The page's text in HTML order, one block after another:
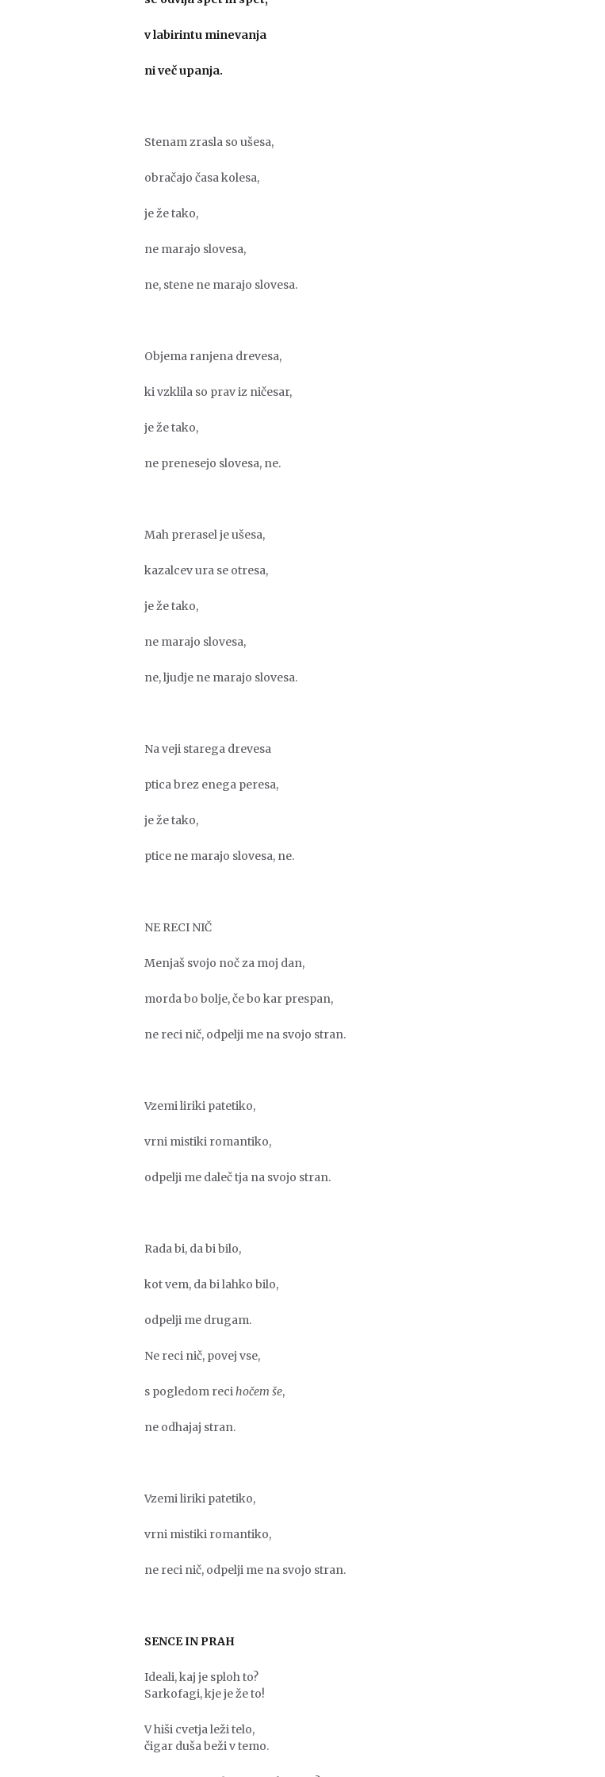
v labirintu minevanja
ni več upanja.
Stenam zrasla so ušesa,
obračajo časa kolesa,
je že tako,
ne marajo slovesa,
ne, stene ne marajo slovesa.
Objema ranjena drevesa,
ki vzklila so prav iz ničesar,
je že tako,
ne prenesejo slovesa, ne.
Mah prerasel je ušesa,
kazalcev ura se otresa,
je že tako,
ne marajo slovesa,
ne, ljudje ne marajo slovesa.
Na veji starega drevesa
ptica brez enega peresa,
je že tako,
ptice ne marajo slovesa, ne.
NE RECI NIČ
Menjaš svojo noč za moj dan,
morda bo bolje, če bo kar prespan,
ne reci nič, odpelji me na svojo stran.
Vzemi liriki patetiko,
vrni mistiki romantiko,
odpelji me daleč tja na svojo stran.
Rada bi, da bi bilo,
kot vem, da bi lahko bilo,
odpelji me drugam.
Ne reci nič, povej vse,
s pogledom recihočem še,
ne odhajaj stran.
Vzemi liriki patetiko,
vrni mistiki romantiko,
ne reci nič, odpelji me na svojo stran.
SENCE IN PRAH
Ideali, kaj je sploh to?
Sarkofagi, kje je že to!
V hiši cvetja leži telo,
čigar duša beži v temo.